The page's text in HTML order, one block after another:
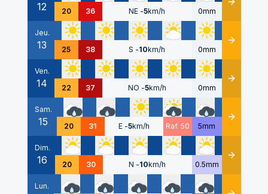
12 20 36 NE -5km/h 0mm Détails
Jeu.
13 25 38 S -10km/h 0mm Détails
Ven.
14 22 37 NO -5km/h 0mm Détails
Sam.
15 20 31 E -5km/h Raf. 50 5mm Détails
Dim.
16 20 30 N -10km/h 0.5mm Détails
Lun.